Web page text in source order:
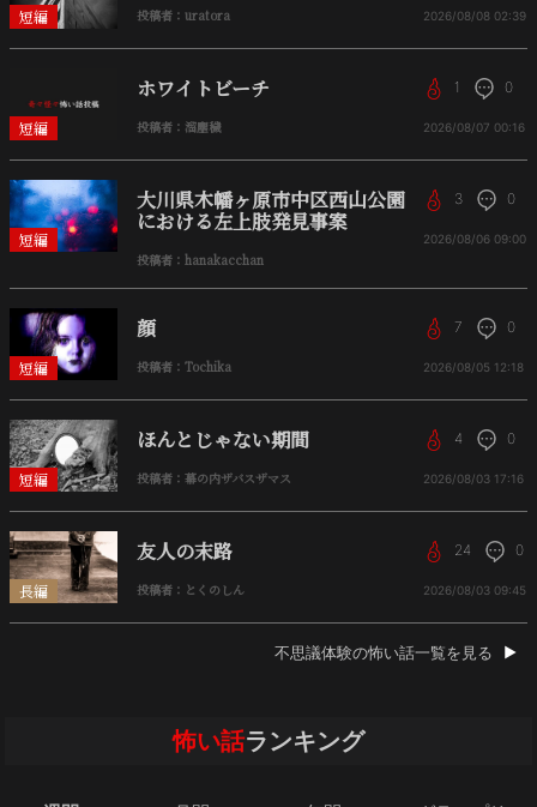
短編 投稿者：uratora 2026/08/08 02:39
短編
ホワイトビーチ
投稿者：溜塵穢
1 0
2026/08/07 00:16
短編
大川県木幡ヶ原市中区西山公園
における左上肢発見事案
投稿者：hanakacchan
3 0
2026/08/06 09:00
短編
顔
投稿者：Tochika
7 0
2026/08/05 12:18
短編
ほんとじゃない期間
投稿者：幕の内ザバスザマス
4 0
2026/08/03 17:16
長編
友人の末路
投稿者：とくのしん
24 0
2026/08/03 09:45
不思議体験の怖い話一覧を見る
怖い話ランキング